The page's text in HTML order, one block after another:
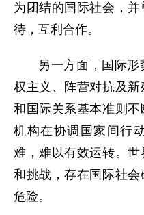
为团结的国际社会，
待，互利合作。
另一方面，国际
权主义、阵营对抗及
和国际关系基本准则
机构在协调国家间行
难，难以有效运转。
和挑战，存在国际社
危险。